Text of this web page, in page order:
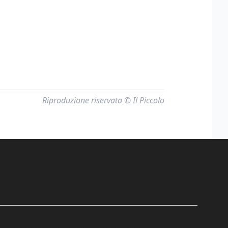
Riproduzione riservata © Il Piccolo